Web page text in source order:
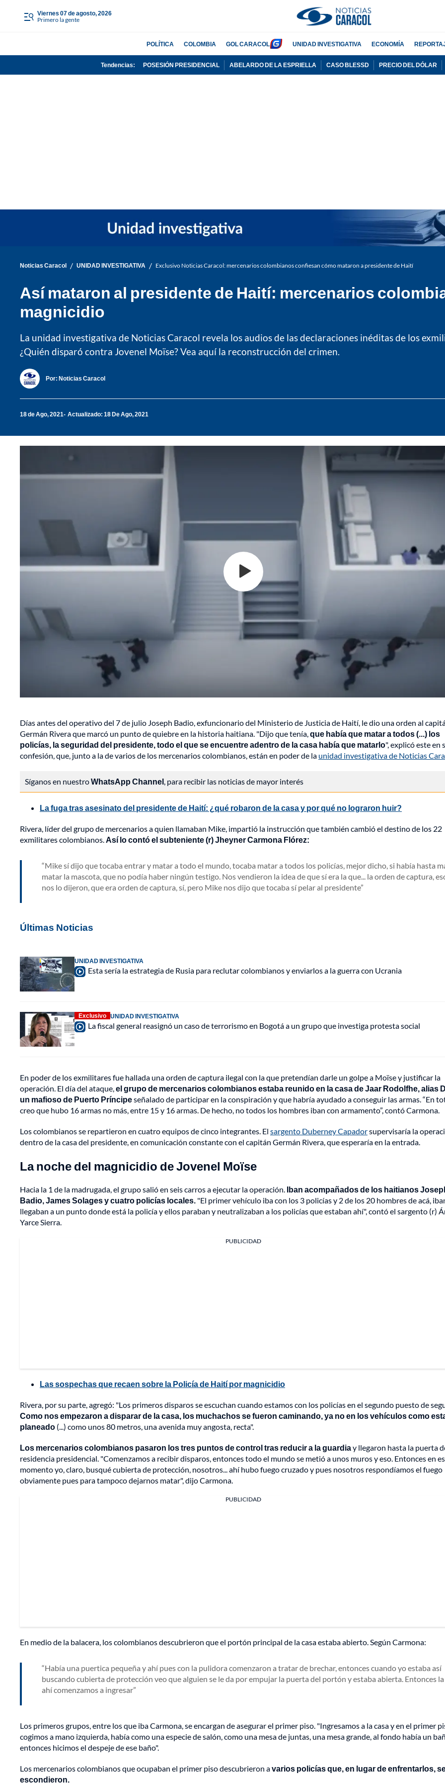
viernes 07 de agosto, 2026
Primero la gente
POLÍTICA COLOMBIA GOL CARACOL UNIDAD INVESTIGATIVA ECONOMÍA
Tendencias: POSESIÓN PRESIDENCIAL ABELARDO DE LA ESPRIELLA CASO BLESSD PRECIO DEL DÓLAR
Noticias Caracol / UNIDAD INVESTIGATIVA / Exclusivo Noticias Caracol: mercenarios colombianos confiesan cómo mataron a presidente de Haití
Así mataron al presidente de Haití: mercenarios
magnicidio
La unidad investigativa de Noticias Caracol revela los audios de las declaraciones inéditas de los
¿Quién disparó contra Jovenel Moïse? Vea aquí la reconstrucción del crimen.
Por: Noticias Caracol
18 de Ago, 2021 Actualizado: 18 De Ago, 2021
Días antes del operativo del 7 de julio Joseph Badio, exfuncionario del Ministerio de Justicia de Haití, le dio una orden al
Germán Rivera que marcó un punto de quiebre en la historia haitiana. "Dijo que tenía,que había que matar a todos (...) los
policías, la seguridad del presidente, todo el que se encuentre adentro de la casa había que matarlo", explicó este en
confesión, que, junto a la de varios de los mercenarios colombianos, están en poder de la unidad investigativa de Noticias
Síganos en nuestroWhatsApp Channel, para recibir las noticias de mayor interés
La fuga tras asesinato del presidente de Haití: ¿qué robaron de la casa y por qué no lograron huir?
Rivera, líder del grupo de mercenarios a quien llamaban Mike, impartió la instrucción que también cambió el destino de los 22
exmilitares colombianos.Así lo contó el subteniente (r) Jheyner Carmona Flórez:
Mike sí dijo que tocaba entrar y matar a todo el mundo, tocaba matar a todos los policías, mejor dicho, si había hasta
matar la mascota, que no podía haber ningún testigo. Nos vendieron la idea de que sí era la que... la orden de captura,
nos lo dijeron, que era orden de captura, sí, pero Mike nos dijo que tocaba sí pelar al presidente
Últimas Noticias
UNIDAD INVESTIGATIVA
Esta sería la estrategia de Rusia para reclutar colombianos y enviarlos a la guerra con Ucrania
Exclusivo UNIDAD INVESTIGATIVA
La fiscal general reasignó un caso de terrorismo en Bogotá a un grupo que investiga protesta social
En poder de los exmilitares fue hallada una orden de captura ilegal con la que pretendían darle un golpe a Moïse y justificar la
operación. El día del ataque,el grupo de mercenarios colombianos estaba reunido en la casa de Jaar Rodolfhe, alias
un mafioso de Puerto Príncipeseñalado de participar en la conspiración y que habría ayudado a conseguir las armas. “En
creo que hubo 16 armas no más, entre 15 y 16 armas. De hecho, no todos los hombres iban con armamento”, contó Carmona.
Los colombianos se repartieron en cuatro equipos de cinco integrantes. El sargento Duberney Capadorsupervisaría la
dentro de la casa del presidente, en comunicación constante con el capitán Germán Rivera, que esperaría en la entrada.
La noche del magnicidio de Jovenel Moïse
Hacia la 1 de la madrugada, el grupo salió en seis carros a ejecutar la operación. Iban acompañados de los haitianos
Badio, James Solages y cuatro policías locales. "El primer vehículo iba con los 3 policías y 2 de los 20 hombres de acá,
llegaban a un punto donde está la policía y ellos paraban y neutralizaban a los policías que estaban ahí", contó el sargento (r)
Yarce Sierra.
PUBLICIDAD
Las sospechas que recaen sobre la Policía de Haití por magnicidio
Rivera, por su parte, agregó: "Los primeros disparos se escuchan cuando estamos con los policías en el segundo puesto de
Como nos empezaron a disparar de la casa, los muchachos se fueron caminando, ya no en los vehículos como
planeado (...) como unos 80 metros, una avenida muy angosta, recta".
Los mercenarios colombianos pasaron los tres puntos de control tras reducir a la guardiay llegaron hasta la puerta
residencia presidencial. "Comenzamos a recibir disparos, entonces todo el mundo se metió a unos muros y eso. Entonces en
momento yo, claro, busqué cubierta de protección, nosotros... ahí hubo fuego cruzado y pues nosotros respondíamos el fuego
obviamente pues para tampoco dejarnos matar", dijo Carmona.
PUBLICIDAD
En medio de la balacera, los colombianos descubrieron que el portón principal de la casa estaba abierto. Según Carmona:
Había una puertica pequeña y ahí pues con la pulidora comenzaron a tratar de brechar, entonces cuando yo estaba así
buscando cubierta de protección veo que alguien se le da por empujar la puerta del portón y estaba abierta. Entonces
ahí comenzamos a ingresar
Los primeros grupos, entre los que iba Carmona, se encargan de asegurar el primer piso. "Ingresamos a la casa y en el primer
cogimos a mano izquierda, había como una especie de salón, como una mesa de juntas, una mesa grande, al fondo había un
entonces hicimos el despeje de ese baño".
Los mercenarios colombianos que ocupaban el primer piso descubrieron avarios policías que, en lugar de enfrentarlos,
escondieron.